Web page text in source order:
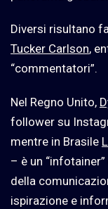
Diversi risultano
Tucker Carlson,
“commentatori”.
Nel Regno Unito,
follower su
mentre in Brasile
– è un
della
ispirazione e